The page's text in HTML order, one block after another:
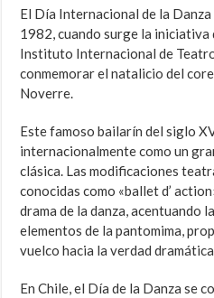
El Día Internacional de la
1982, cuando surge la iniciativa
Instituto Internacional de
conmemorar el natalicio del
Noverre.
Este famoso bailarín del siglo
internacionalmente como un
clásica. Las modificaciones
conocidas como «ballet d’
drama de la danza, acentuando
elementos de la pantomima,
vuelco hacia la verdad
En Chile, el Día de la Danza se